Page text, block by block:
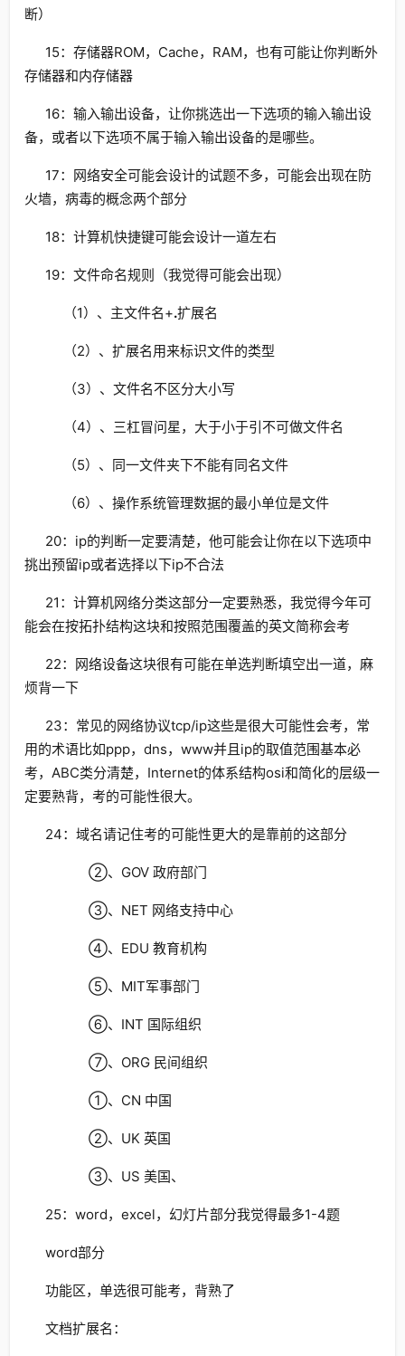
断）
15：存储器ROM，Cache，RAM，也有可能让你判断外
存储器和内存储器
16：输入输出设备，让你挑选出一下选项的输入输出设
备，或者以下选项不属于输入输出设备的是哪些。
17：网络安全可能会设计的试题不多，可能会出现在防
火墙，病毒的概念两个部分
18：计算机快捷键可能会设计一道左右
19：文件命名规则（我觉得可能会出现）
（1）、主文件名+.扩展名
（2）、扩展名用来标识文件的类型
（3）、文件名不区分大小写
（4）、三杠冒问星，大于小于引不可做文件名
（5）、同一文件夹下不能有同名文件
（6）、操作系统管理数据的最小单位是文件
20：ip的判断一定要清楚，他可能会让你在以下选项中
挑出预留ip或者选择以下ip不合法
21：计算机网络分类这部分一定要熟悉，我觉得今年可
能会在按拓扑结构这块和按照范围覆盖的英文简称会考
22：网络设备这块很有可能在单选判断填空出一道，麻
烦背一下
23：常见的网络协议tcp/ip这些是很大可能性会考，常
用的术语比如ppp，dns，www并且ip的取值范围基本必
考，ABC类分清楚，Internet的体系结构osi和简化的层级一
定要熟背，考的可能性很大。
24：域名请记住考的可能性更大的是靠前的这部分
②、GOV 政府部门
③、NET 网络支持中心
④、EDU 教育机构
⑤、MIT军事部门
⑥、INT 国际组织
⑦、ORG 民间组织
①、CN 中国
②、UK 英国
③、US 美国、
25：word，excel，幻灯片部分我觉得最多1-4题
word部分
功能区，单选很可能考，背熟了
文档扩展名：